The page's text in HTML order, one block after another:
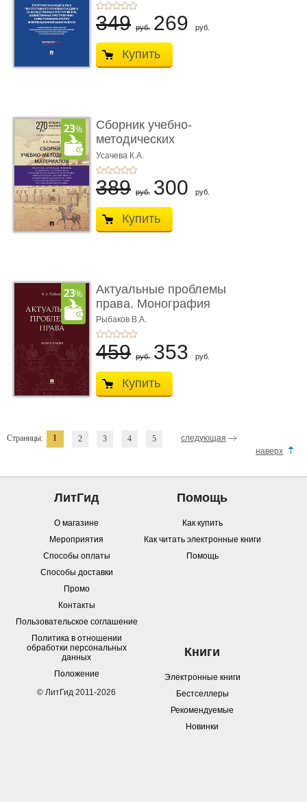
349 руб. 269 руб.
Купить
Сборник учебно-
методических
материалов по кур ...
Усачева К.А.
389 руб. 300 руб.
Купить
Актуальные проблемы
права. Монография
Рыбаков В.А.
459 руб. 353 руб.
Купить
Страницы: 1 2 3 4 5
следующая
наверх
ЛитГид
О магазине
Мероприятия
Способы оплаты
Способы доставки
Промо
Контакты
Пользовательское соглашение
Политика в отношении
обработки персональных
данных
Положение
© ЛитГид 2011-2026
Помощь
Как купить
Как читать электронные книги
Помощь
Книги
Электронные книги
Бестселлеры
Рекомендуемые
Новинки